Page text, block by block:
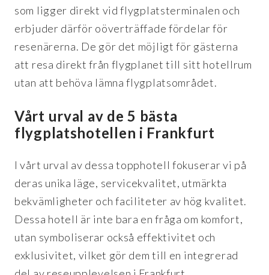
som ligger direkt vid flygplatsterminalen och
erbjuder därför oöverträffade fördelar för
resenärerna. De gör det möjligt för gästerna
att resa direkt från flygplanet till sitt hotellrum
utan att behöva lämna flygplatsområdet.
Vårt urval av de 5 bästa
flygplatshotellen i Frankfurt
I vårt urval av dessa topphotell fokuserar vi på
deras unika läge, servicekvalitet, utmärkta
bekvämligheter och faciliteter av hög kvalitet.
Dessa hotell är inte bara en fråga om komfort,
utan symboliserar också effektivitet och
exklusivitet, vilket gör dem till en integrerad